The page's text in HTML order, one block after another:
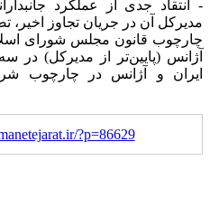
‏- انتقاد جدی از عملکرد
مدیرکل آن در جریان تجاوز اخیر،
چارچوب قانون مجلس شورای
آژانس (پایین‌تر از مدیرکل)
ایران و آژانس در چارچوب
?p=86629